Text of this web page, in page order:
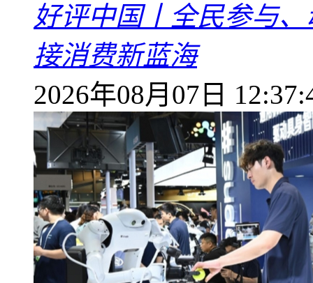
好评中国丨全民参与
接消费新蓝海
2026年08月07日